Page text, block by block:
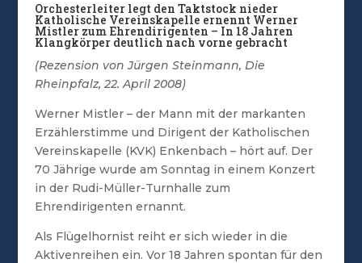
Orchesterleiter legt den Taktstock nieder
Katholische Vereinskapelle ernennt Werner
Mistler zum Ehrendirigenten – In 18 Jahren
Klangkörper deutlich nach vorne gebracht
(Rezension von Jürgen Steinmann, Die
Rheinpfalz, 22. April 2008)
Werner Mistler – der Mann mit der markanten
Erzählerstimme und Dirigent der Katholischen
Vereinskapelle (KVK) Enkenbach – hört auf. Der
70 Jährige wurde am Sonntag in einem Konzert
in der Rudi-Müller-Turnhalle zum
Ehrendirigenten ernannt.
Als Flügelhornist reiht er sich wieder in die
Aktivenreihen ein. Vor 18 Jahren spontan für den